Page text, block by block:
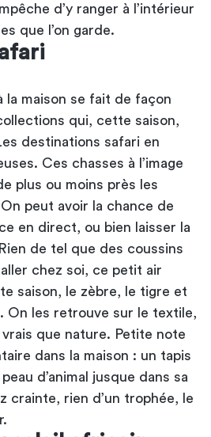
d’y ranger à l’intérieur
que l’on garde.
la maison se fait de façon
qui, cette saison,
destinations safari en
Ces chasses à l’image
plus ou moins près les
peut avoir la chance de
en direct, ou bien laisser la
de tel que des coussins
chez soi, ce petit air
saison, le zèbre, le tigre et
On les retrouve sur le textile,
que nature. Petite note
dans la maison : un tapis
d’animal jusque dans sa
crainte, rien d’un trophée, le